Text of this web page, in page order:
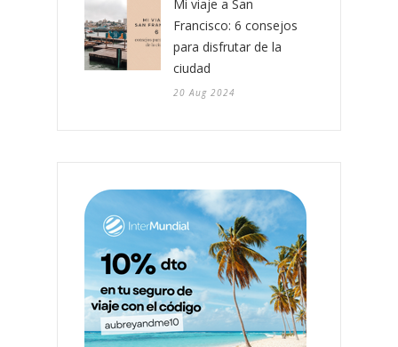
Mi viaje a San
Francisco: 6 consejos
para disfrutar de la
ciudad
20 Aug 2024